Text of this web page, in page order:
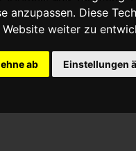
anzupassen. Diese
weiter zu
ab Einstellungen
Fließgrenzeist die